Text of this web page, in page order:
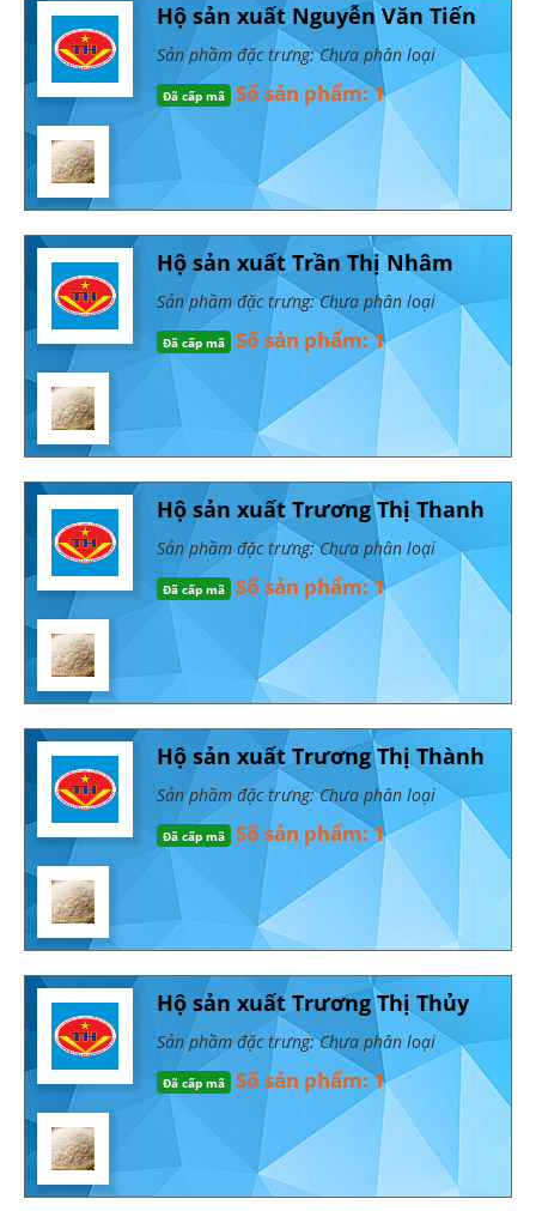
Hộ sản xuất Nguyễn Văn Tiến
Sản phầm đặc trưng: Chưa phân loại
Đã cấp mã Số sản phẩm: 1
Hộ sản xuất Trần Thị Nhâm
Sản phầm đặc trưng: Chưa phân loại
Đã cấp mã Số sản phẩm: 1
Hộ sản xuất Trương Thị Thanh
Sản phầm đặc trưng: Chưa phân loại
Đã cấp mã Số sản phẩm: 1
Hộ sản xuất Trương Thị Thành
Sản phầm đặc trưng: Chưa phân loại
Đã cấp mã Số sản phẩm: 1
Hộ sản xuất Trương Thị Thủy
Sản phầm đặc trưng: Chưa phân loại
Đã cấp mã Số sản phẩm: 1